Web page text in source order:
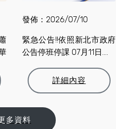
發佈：2026/07/10
緊急公告!!依照新北市政府
公告停班停課 07月11日....
詳細內容
多資料